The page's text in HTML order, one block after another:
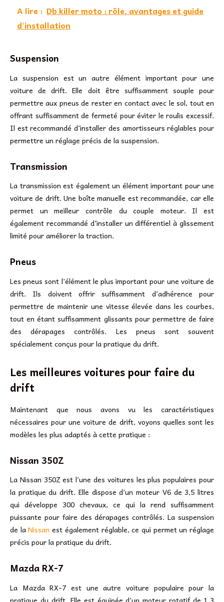
A lire : Db killer moto : rôle, avantages et guide
d'installation
Suspension
La suspension est un autre élément important pour une
voiture de drift. Elle doit être suffisamment souple pour
permettre aux pneus de rester en contact avec le sol, tout en
offrant suffisamment de fermeté pour éviter le roulis excessif.
Il est recommandé d’installer des amortisseurs réglables pour
permettre un réglage précis de la suspension.
Transmission
La transmission est également un élément important pour une
voiture de drift. Une boîte manuelle est recommandée, car elle
permet un meilleur contrôle du couple moteur. Il est
également recommandé d’installer un différentiel à glissement
limité pour améliorer la traction.
Pneus
Les pneus sont l’élément le plus important pour une voiture de
drift. Ils doivent offrir suffisamment d’adhérence pour
permettre de maintenir une vitesse élevée dans les courbes,
tout en étant suffisamment glissants pour permettre de faire
des dérapages contrôlés. Les pneus sont souvent
spécialement conçus pour la pratique du drift.
Les meilleures voitures pour faire du
drift
Maintenant que nous avons vu les caractéristiques
nécessaires pour une voiture de drift, voyons quelles sont les
modèles les plus adaptés à cette pratique :
Nissan 350Z
La Nissan 350Z est l’une des voitures les plus populaires pour
la pratique du drift. Elle dispose d’un moteur V6 de 3,5 litres
qui développe 300 chevaux, ce qui la rend suffisamment
puissante pour faire des dérapages contrôlés. La suspension
de laNissan est également réglable, ce qui permet un réglage
précis pour la pratique du drift.
Mazda RX-7
La Mazda RX-7 est une autre voiture populaire pour la